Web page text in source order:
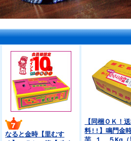
なると金時【里むす
【同梱ＯＫ！
料!!】鳴門金